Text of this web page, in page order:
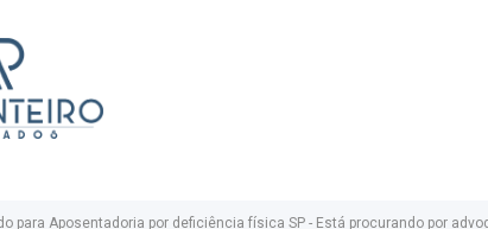
para Aposentadoria por deficiência física SP - Está procurando por